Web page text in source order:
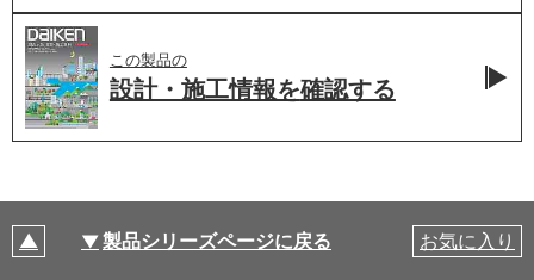
この製品の
設計・施工情報を確認する
製品シリーズページに戻る お気に入り